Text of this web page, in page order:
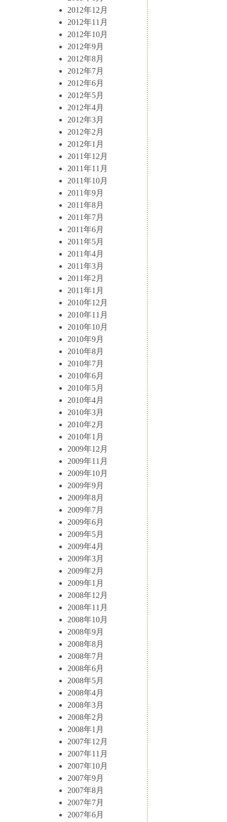
2012年12月
2012年11月
2012年10月
2012年9月
2012年8月
2012年7月
2012年6月
2012年5月
2012年4月
2012年3月
2012年2月
2012年1月
2011年12月
2011年11月
2011年10月
2011年9月
2011年8月
2011年7月
2011年6月
2011年5月
2011年4月
2011年3月
2011年2月
2011年1月
2010年12月
2010年11月
2010年10月
2010年9月
2010年8月
2010年7月
2010年6月
2010年5月
2010年4月
2010年3月
2010年2月
2010年1月
2009年12月
2009年11月
2009年10月
2009年9月
2009年8月
2009年7月
2009年6月
2009年5月
2009年4月
2009年3月
2009年2月
2009年1月
2008年12月
2008年11月
2008年10月
2008年9月
2008年8月
2008年7月
2008年6月
2008年5月
2008年4月
2008年3月
2008年2月
2008年1月
2007年12月
2007年11月
2007年10月
2007年9月
2007年8月
2007年7月
2007年6月